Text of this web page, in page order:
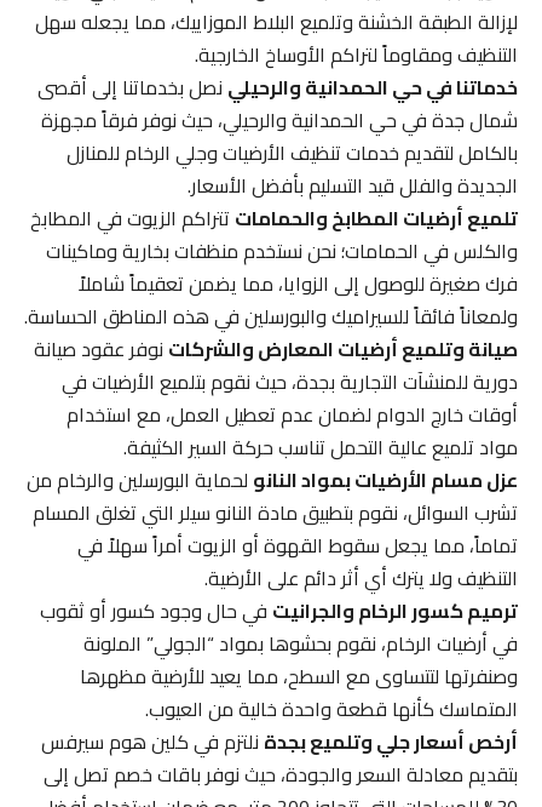
لإزالة الطبقة الخشنة وتلميع البلاط الموزاييك، مما يجعله سهل
التنظيف ومقاوماً لتراكم الأوساخ الخارجية.
خدماتنا في حي الحمدانية والرحيلينصل بخدماتنا إلى أقصى
شمال جدة في حي الحمدانية والرحيلي، حيث نوفر فرقاً مجهزة
بالكامل لتقديم خدمات تنظيف الأرضيات وجلي الرخام للمنازل
الجديدة والفلل قيد التسليم بأفضل الأسعار.
تلميع أرضيات المطابخ والحماماتتتراكم الزيوت في المطابخ
والكلس في الحمامات؛ نحن نستخدم منظفات بخارية وماكينات
فرك صغيرة للوصول إلى الزوايا، مما يضمن تعقيماً شاملاً
ولمعاناً فائقاً للسيراميك والبورسلين في هذه المناطق الحساسة.
صيانة وتلميع أرضيات المعارض والشركاتنوفر عقود صيانة
دورية للمنشآت التجارية بجدة، حيث نقوم بتلميع الأرضيات في
أوقات خارج الدوام لضمان عدم تعطيل العمل، مع استخدام
مواد تلميع عالية التحمل تناسب حركة السير الكثيفة.
عزل مسام الأرضيات بمواد النانولحماية البورسلين والرخام من
تشرب السوائل، نقوم بتطبيق مادة النانو سيلر التي تغلق المسام
تماماً، مما يجعل سقوط القهوة أو الزيوت أمراً سهلاً في
التنظيف ولا يترك أي أثر دائم على الأرضية.
ترميم كسور الرخام والجرانيتفي حال وجود كسور أو ثقوب
في أرضيات الرخام، نقوم بحشوها بمواد “الجولي” الملونة
وصنفرتها لتتساوى مع السطح، مما يعيد للأرضية مظهرها
المتماسك كأنها قطعة واحدة خالية من العيوب.
أرخص أسعار جلي وتلميع بجدةنلتزم في كلين هوم سيرفس
بتقديم معادلة السعر والجودة، حيث نوفر باقات خصم تصل إلى